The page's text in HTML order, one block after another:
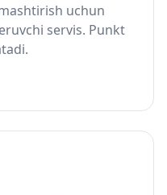
uchun
servis. Punkt